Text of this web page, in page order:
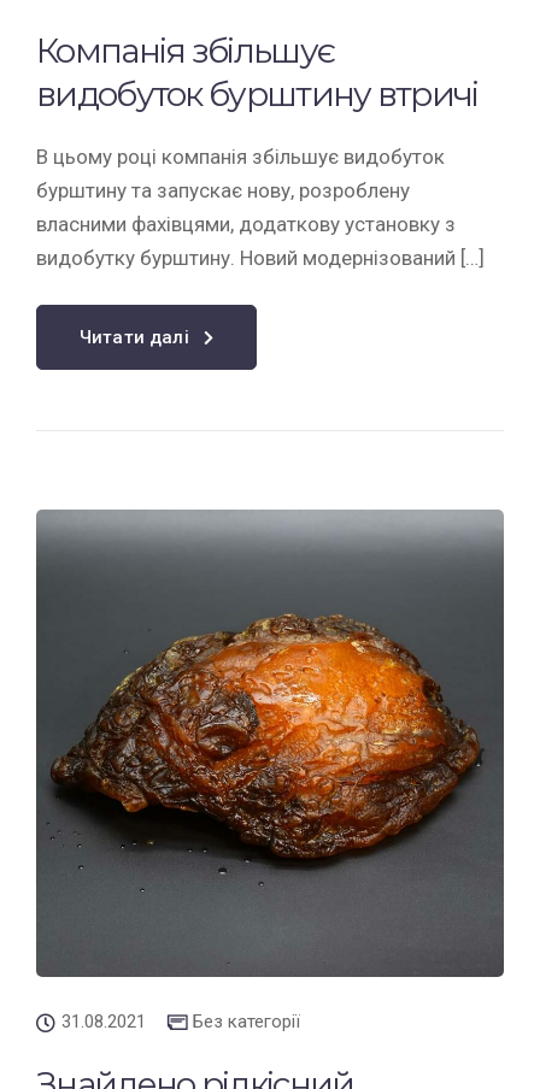
Компанія збільшує
видобуток бурштину втричі
В цьому році компанія збільшує видобуток
бурштину та запускає нову, розроблену
власними фахівцями, додаткову установку з
видобутку бурштину. Новий модернізований […]
Читати далі
31.08.2021 Без категорії